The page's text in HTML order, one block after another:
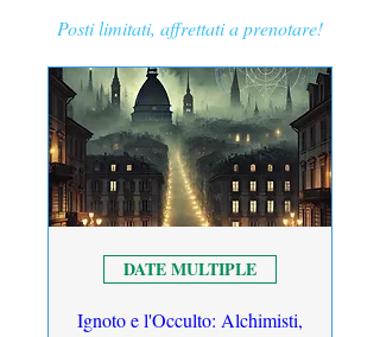
Posti limitati, affrettati a prenotare!
DATE MULTIPLE
Ignoto e l'Occulto: Alchimisti,